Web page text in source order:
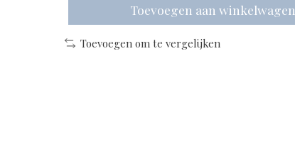
Toevoegen aan winkelwagen
Toevoegen om te vergelijken